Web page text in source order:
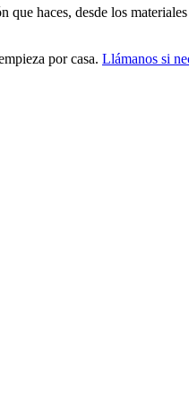
haces, desde los
por casa. Llámanos si